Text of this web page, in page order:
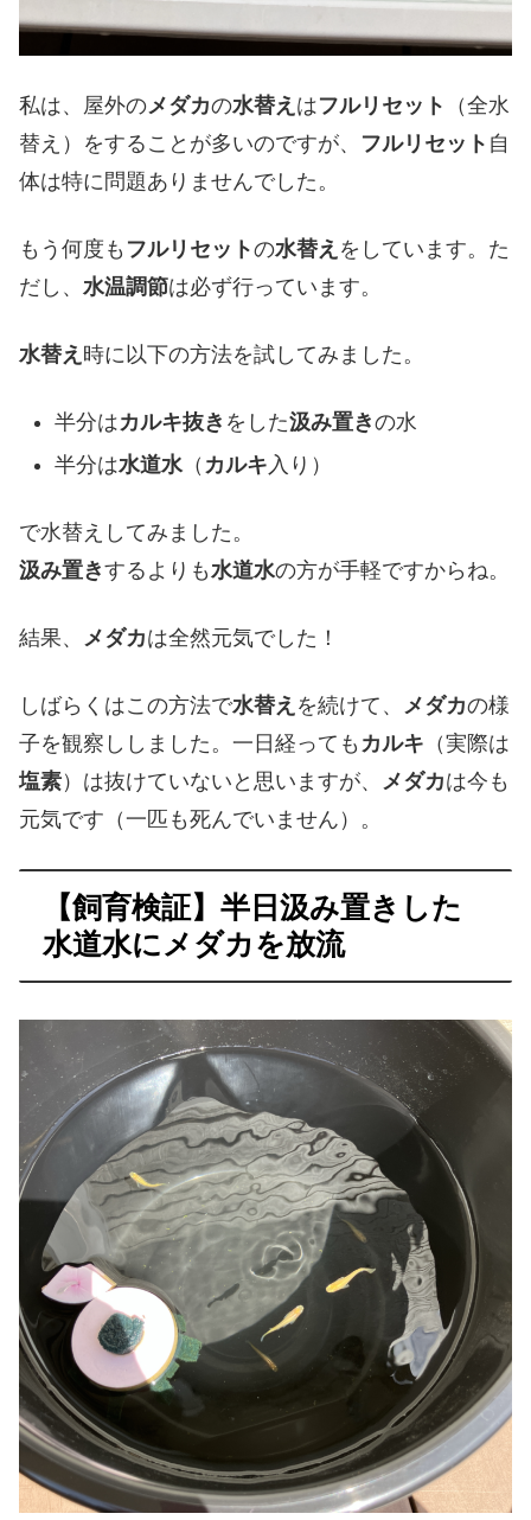
私は、屋外のメダカの水替え はフルリセット
（全水
替え）をすることが多いのですが、 フルリセット 自
体は特に問題ありませんでした。
もう何度も フルリセットの水替え をしています。た
だし、 水温調節は必ず行っています。
水替え 時に以下の方法を試してみました。
半分はカルキ抜き をした汲み置きの水
半分は水道水（ カルキ 入り）
で水替えしてみました。
汲み置きするよりも 水道水の方が手軽ですからね。
結果、 メダカは全然元気でした！
しばらくはこの方法で水替え を続けて、 メダカの様
子を観察ししました。一日経っても カルキ （実際は
塩素）は抜けていないと思いますが、 メダカは今も
元気です（一匹も死んでいません）。
【飼育検証】半日汲み置きした
水道水にメダカを放流